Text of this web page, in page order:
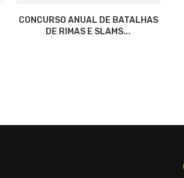
CONCURSO ANUAL DE BATALHAS
DE RIMAS E SLAMS...